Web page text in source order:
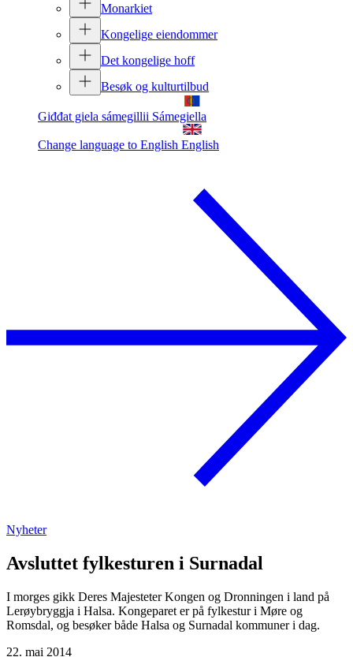
Monarkiet
Kongelige eiendommer
Det kongelige hoff
Besøk og kulturtilbud
Giđđat giela sámegillii Sámegiella
Change language to English English
Nyheter
Avsluttet fylkesturen i Surnadal
I morges gikk Deres Majesteter Kongen og Dronningen i land på
Lerøybryggja i Halsa. Kongeparet er på fylkestur i Møre og
Romsdal, og besøker både Halsa og Surnadal kommuner i dag.
22. mai 2014